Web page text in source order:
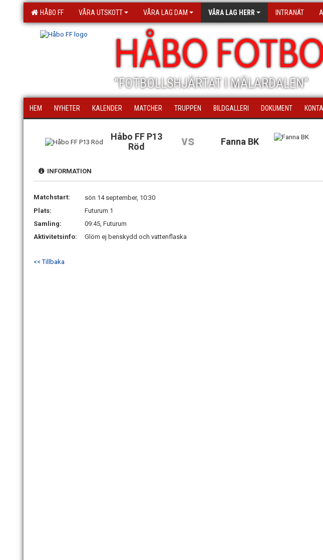
HÅBO FF VÅRA UTSKOTT VÅRA LAG DAM VÅRA LAG HERR INTRANÄT
HÅBO
"FOTBOLLSHJÄRTAT I MÄLARDALEN"
HEM NYHETER KALENDER MATCHER TRUPPEN BILDGALLERI DOKUMENT
Håbo FF P13
Röd
vs Fanna BK
INFORMATION
Matchstart:
sön 14 september, 10:30
Plats:
Futurum 1
Samling:
09:45, Futurum
Aktivitetsinfo:
Glöm ej benskydd och vattenflaska
<< Tillbaka